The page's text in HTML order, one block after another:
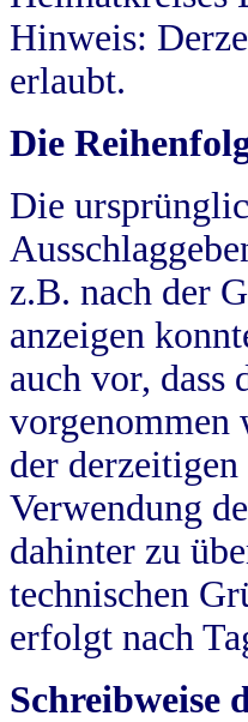
Hinweis:
erlaubt.
Die
Die
z.B. nach der
anzeigen
auch vor,
vorgenommen
der
Verwendung
dahinter zu
technischen
erfolgt nach
Schreibweise